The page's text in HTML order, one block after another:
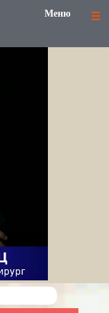
Меню